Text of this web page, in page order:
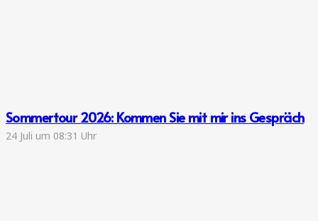
Sommertour 2026: Kommen Sie mit mir ins Gespräch
24 Juli um 08:31 Uhr